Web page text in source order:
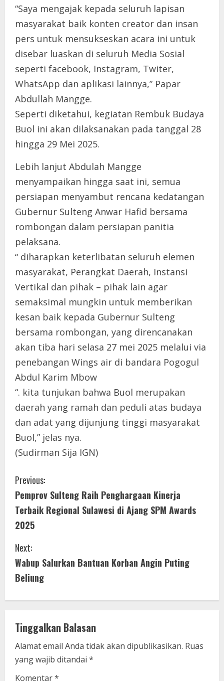
“Saya mengajak kepada seluruh lapisan
masyarakat baik konten creator dan insan
pers untuk mensukseskan acara ini untuk
disebar luaskan di seluruh Media Sosial
seperti facebook, Instagram, Twiter,
WhatsApp dan aplikasi lainnya,” Papar
Abdullah Mangge.
Seperti diketahui, kegiatan Rembuk Budaya
Buol ini akan dilaksanakan pada tanggal 28
hingga 29 Mei 2025.
Lebih lanjut Abdulah Mangge
menyampaikan hingga saat ini, semua
persiapan menyambut rencana kedatangan
Gubernur Sulteng Anwar Hafid bersama
rombongan dalam persiapan panitia
pelaksana.
“ diharapkan keterlibatan seluruh elemen
masyarakat, Perangkat Daerah, Instansi
Vertikal dan pihak – pihak lain agar
semaksimal mungkin untuk memberikan
kesan baik kepada Gubernur Sulteng
bersama rombongan, yang direncanakan
akan tiba hari selasa 27 mei 2025 melalui via
penebangan Wings air di bandara Pogogul
Abdul Karim Mbow
“. kita tunjukan bahwa Buol merupakan
daerah yang ramah dan peduli atas budaya
dan adat yang dijunjung tinggi masyarakat
Buol,” jelas nya.
(Sudirman Sija IGN)
C
o
n
t
i
n
u
e
R
e
Previous:
Pemprov Sulteng Raih Penghargaan Kinerja
Terbaik Regional Sulawesi di Ajang SPM Awards
2025
Next:
Wabup Salurkan Bantuan Korban Angin Puting
Beliung
Tinggalkan Balasan
Alamat email Anda tidak akan dipublikasikan. Ruas
yang wajib ditandai *
Komentar*